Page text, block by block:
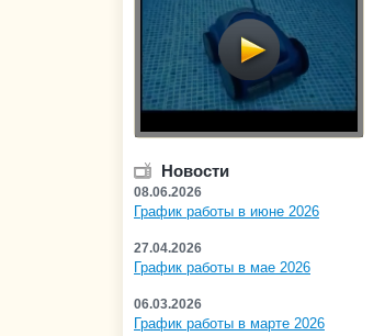
Новости
08.06.2026
График работы в июне 2026
27.04.2026
График работы в мае 2026
06.03.2026
График работы в марте 2026